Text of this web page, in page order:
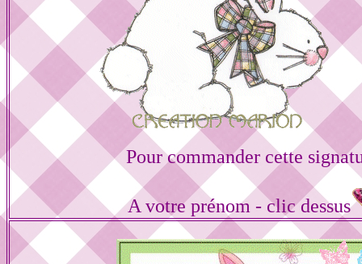
Pour commander cette
A votre prénom - clic dessus